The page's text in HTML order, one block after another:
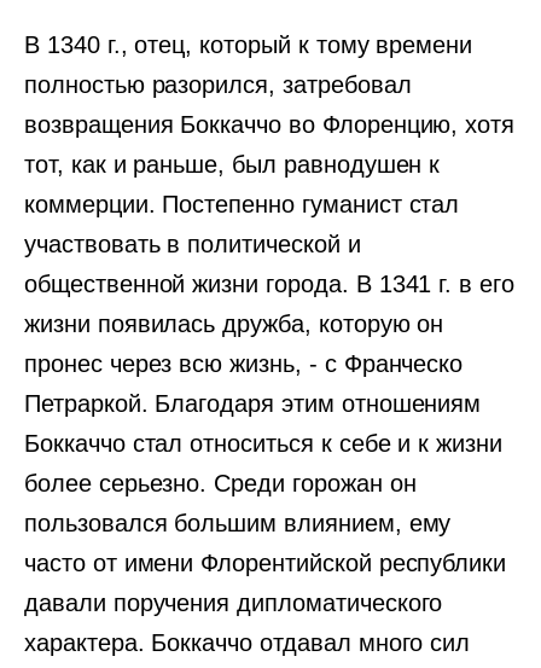
В 1340 г., отец, который к тому времени
полностью разорился, затребовал
возвращения Боккаччо во Флоренцию, хотя
тот, как и раньше, был равнодушен к
коммерции. Постепенно гуманист стал
участвовать в политической и
общественной жизни города. В 1341 г. в его
жизни появилась дружба, которую он
пронес через всю жизнь, - с Франческо
Петраркой. Благодаря этим отношениям
Боккаччо стал относиться к себе и к жизни
более серьезно. Среди горожан он
пользовался большим влиянием, ему
часто от имени Флорентийской республики
давали поручения дипломатического
характера. Боккаччо отдавал много сил